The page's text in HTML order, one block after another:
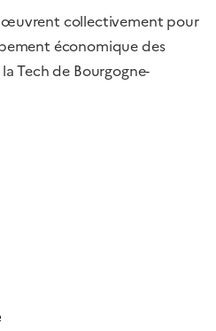
œuvrent collectivement pour
économique des
Tech de Bourgogne-